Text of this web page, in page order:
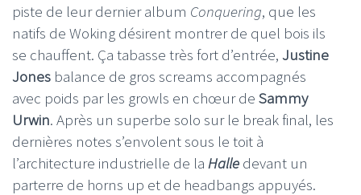
piste de leur dernier album Conquering, que les
natifs de Woking désirent montrer de quel bois ils
se chauffent. Ça tabasse très fort d’entrée, Justine
Jones balance de gros screams accompagnés
avec poids par les growls en chœur de Sammy
Urwin. Après un superbe solo sur le break final, les
dernières notes s’envolent sous le toit à
l’architecture industrielle de la Halle devant un
parterre de horns up et de headbangs appuyés.